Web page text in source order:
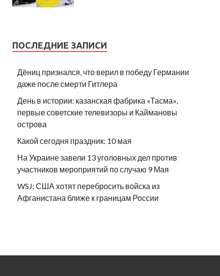
ПОСЛЕДНИЕ ЗАПИСИ
Дёниц признался, что верил в победу Германии
даже после смерти Гитлера
День в истории: казанская фабрика «Тасма»,
первые советские телевизоры и Каймановы
острова
Какой сегодня праздник: 10 мая
На Украине завели 13 уголовных дел против
участников мероприятий по случаю 9 Мая
WSJ: США хотят перебросить войска из
Афганистана ближе к границам России